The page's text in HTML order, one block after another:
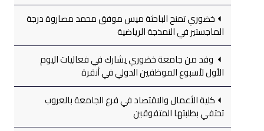
خضوري تمنح الباحثة ميس موفق محمد مصاروة درجة
الماجستير في النمذجة الرياضية
وفد من جامعة خضوري يشارك في فعاليات اليوم
الأول لأسبوع الموظفين الدولي في أنقرة
كلية الأعمال والاقتصاد في فرع الجامعة بالعروب
تحتفي بطلبتها المتفوقين